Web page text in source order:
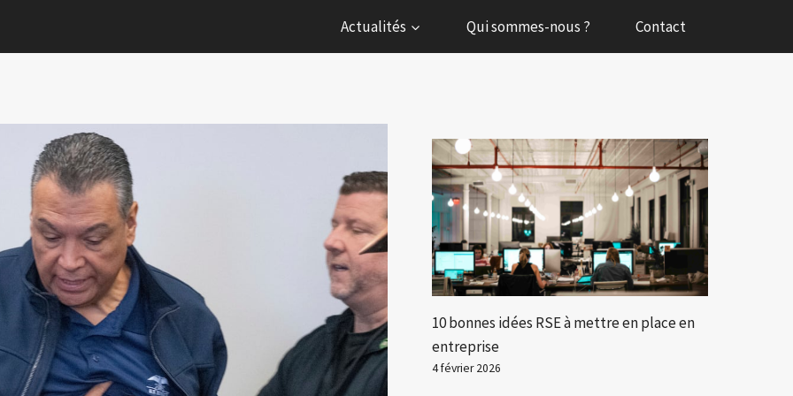
Actualités Qui sommes-nous ? Contact
10 bonnes idées RSE à mettre en place en
entreprise
4 février 2026